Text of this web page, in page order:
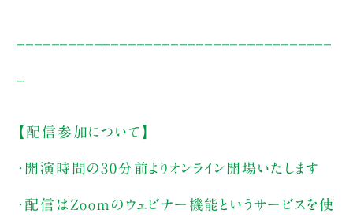
【配信参加について】
・開演時間の30分前よりオンライン開場いたします
・配信はZoomのウェビナー機能というサービスを使